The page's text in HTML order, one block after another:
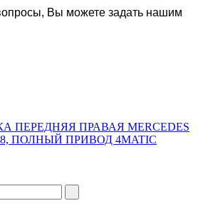
Вы можете задать нашим
ПЕРЕДНЯЯ ПРАВАЯ MERCEDES
ПОЛНЫЙ ПРИВОД 4MATIC